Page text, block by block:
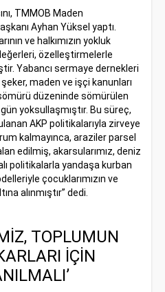
TMMOB Maden
Ayhan Yüksel yaptı.
ve halkımızın yokluk
özelleştirmelerle
Yabancı sermaye dernekleri
şeker, maden ve işçi kanunları
düzeninde sömürülen
yoksullaşmıştır. Bu süreç,
AKP politikalarıyla zirveye
kalmayınca, araziler parsel
edilmiş, akarsularımız, deniz
politikalarla yandaşa kurban
çocuklarımızın ve
alınmıştır” dedi.
TOPLUMUN
İÇİN